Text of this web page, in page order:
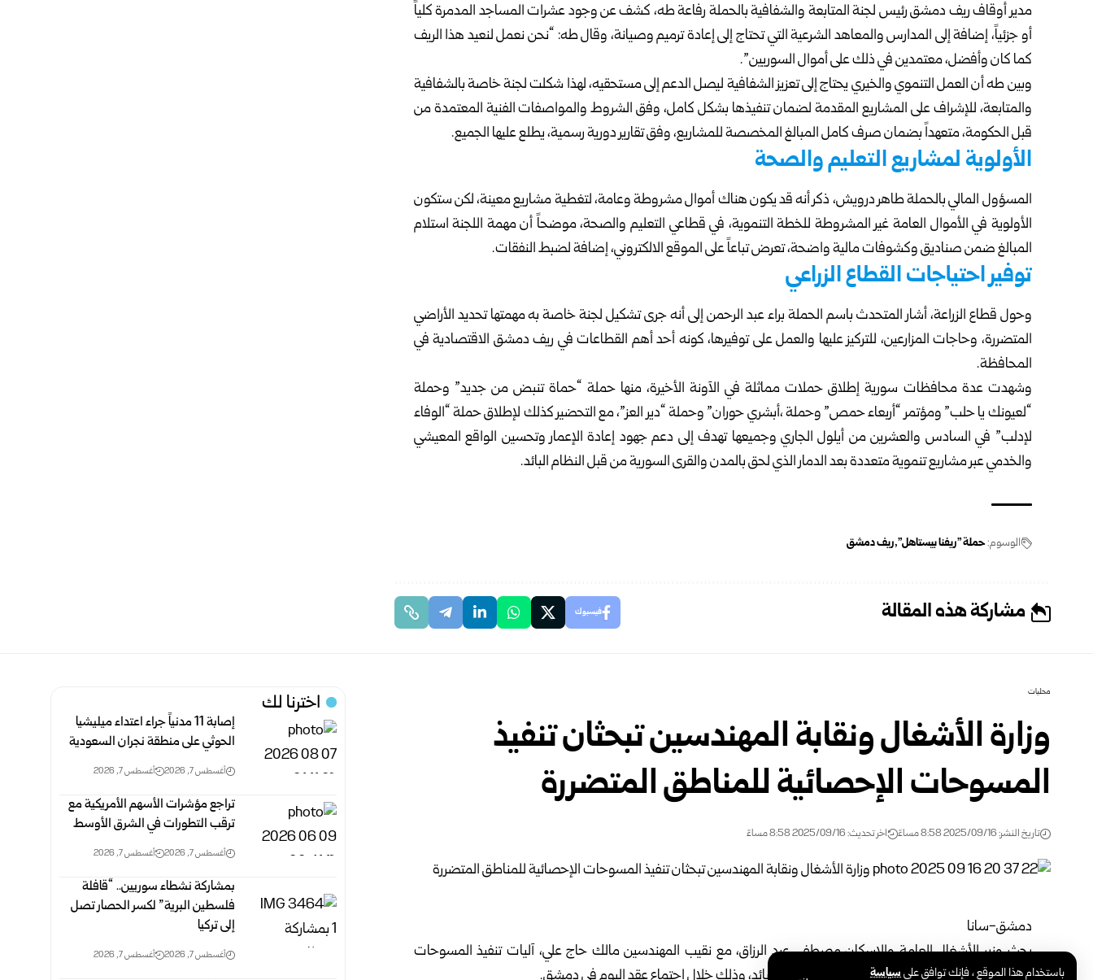
باستخدام هذا الموقع ، فإنك توافق علىسياسة
مدير أوقاف ريف دمشق رئيس لجنة المتابعة والشفافية بالحملة رفاعة طه، كشف عن وجود عشرات المساجد المدمرة كلياً
أو جزئياً، إضافة إلى المدارس والمعاهد الشرعية التي تحتاج إلى إعادة ترميم وصيانة، وقال طه: “نحن نعمل لنعيد هذا الريف
كما كان وأفضل، معتمدين في ذلك على أموال السوريين”.
وبين طه أن العمل التنموي والخيري يحتاج إلى تعزيز الشفافية ليصل الدعم إلى مستحقيه، لهذا شكلت لجنة خاصة بالشفافية
والمتابعة، للإشراف على المشاريع المقدمة لضمان تنفيذها بشكل كامل، وفق الشروط والمواصفات الفنية المعتمدة من
قبل الحكومة، متعهداً بضمان صرف كامل المبالغ المخصصة للمشاريع، وفق تقارير دورية رسمية، يطلع عليها الجميع.
الأولوية لمشاريع التعليم والصحة
المسؤول المالي بالحملة طاهر درويش، ذكر أنه قد يكون هناك أموال مشروطة وعامة، لتغطية مشاريع معينة، لكن ستكون
الأولوية في الأموال العامة غير المشروطة للخطة التنموية، في قطاعي التعليم والصحة، موضحاً أن مهمة اللجنة استلام
المبالغ ضمن صناديق وكشوفات مالية واضحة، تعرض تباعاً على الموقع الالكتروني، إضافة لضبط النفقات.
توفير احتياجات القطاع الزراعي
وحول قطاع الزراعة، أشار المتحدث باسم الحملة براء عبد الرحمن إلى أنه جرى تشكيل لجنة خاصة به مهمتها تحديد الأراضي
المتضررة، وحاجات المزارعين، للتركيز عليها والعمل على توفيرها، كونه أحد أهم القطاعات في ريف دمشق الاقتصادية في
المحافظة.
وشهدت عدة محافظات سورية إطلاق حملات مماثلة في الآونة الأخيرة، منها حملة “حماة تنبض من جديد” وحملة
“لعيونك يا حلب” ومؤتمر “أربعاء حمص” وحملة ،أبشري حوران” وحملة “دير العز”، مع التحضير كذلك لإطلاق حملة “الوفاء
لإدلب” في السادس والعشرين من أيلول الجاري وجميعها تهدف إلى دعم جهود إعادة الإعمار وتحسين الواقع المعيشي
والخدمي عبر مشاريع تنموية متعددة بعد الدمار الذي لحق بالمدن والقرى السورية من قبل النظام البائد.
الوسوم:حملة "ريفنا بيستاهل" ريف دمشق
مشاركة هذه المقالة فيسبوك
محليات
وزارة الأشغال ونقابة المهندسين تبحثان تنفيذ
المسوحات الإحصائية للمناطق المتضررة
تاريخ النشر: 2025/09/16 8:58 مساءً اخر تحديث: 2025/09/16 8:58 مساءً
دمشق-سانا
بحث وزير الأشغال العامة والإسكان مصطفى عبد الرزاق، مع نقيب المهندسين مالك حاج علي، آليات تنفيذ المسوحات
اخترنا لك
إصابة 11 مدنياً جراء اعتداء ميليشيا
الحوثي على منطقة نجران السعودية
أغسطس 7, 2026 أغسطس 7, 2026
تراجع مؤشرات الأسهم الأمريكية مع
ترقب التطورات في الشرق الأوسط
أغسطس 7, 2026 أغسطس 7, 2026
بمشاركة نشطاء سوريين.. “قافلة
فلسطين البرية” لكسر الحصار تصل
إلى تركيا
أغسطس 7, 2026 أغسطس 7, 2026